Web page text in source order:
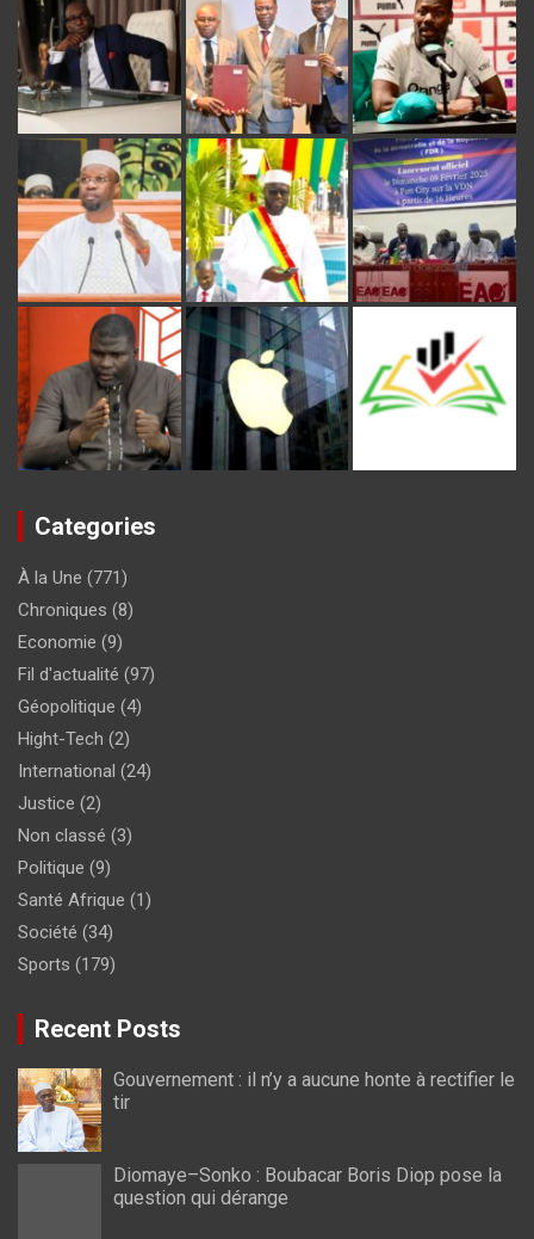
Categories
À la Une (771)
Chroniques (8)
Economie (9)
Fil d'actualité (97)
Géopolitique (4)
Hight-Tech (2)
International (24)
Justice (2)
Non classé (3)
Politique (9)
Santé Afrique (1)
Société (34)
Sports (179)
Recent Posts
Gouvernement : il n’y a aucune honte à rectifier le
tir
Diomaye–Sonko : Boubacar Boris Diop pose la
question qui dérange